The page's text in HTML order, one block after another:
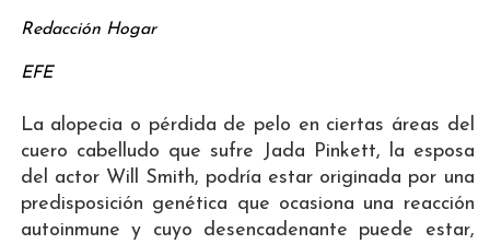
Redacción Hogar
EFE
La alopecia o pérdida de pelo en ciertas áreas del
cuero cabelludo que sufre Jada Pinkett, la esposa
del actor Will Smith, podría estar originada por una
predisposición genética que ocasiona una reacción
autoinmune y cuyo desencadenante puede estar,